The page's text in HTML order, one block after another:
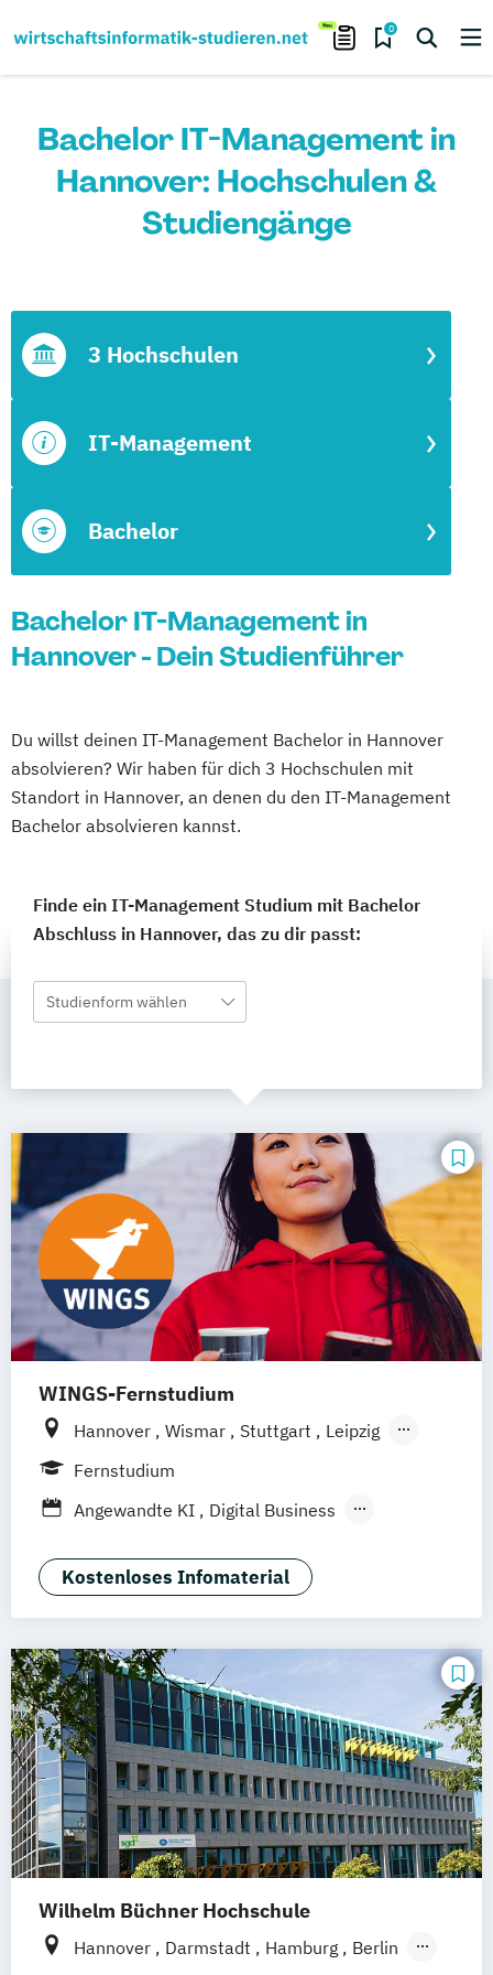
0
Bachelor IT-Management in
Hannover: Hochschulen &
Studiengänge
Bachelor
IT-Management
3 Hochschulen
Bachelor IT-Management in
Hannover - Dein Studienführer
Du willst deinen IT-Management Bachelor in Hannover
absolvieren? Wir haben für dich 3 Hochschulen mit
Standort in Hannover, an denen du den IT-Management
Bachelor absolvieren kannst.
Finde ein IT-Management Studium mit Bachelor
Abschluss in Hannover, das zu dir passt:
Studienform wählen
WINGS-Fernstudium
Hannover Wismar Stuttgart
Leipzig
Frankfurt am Main
Nürnberg
Fernstudium
Angewandte KI
Digital Business
IT-Forensik IT-Management & Consulting
IT-Sicherheit und Forensik
Kostenloses Infomaterial
Wilhelm Büchner Hochschule
Hannover Darmstadt Hamburg
Berlin